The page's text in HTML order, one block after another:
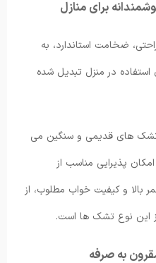
برای منازل
ضخامت استاندارد، به
استفاده در منزل تبدیل شده
های قدیمی و سنگین می
پذیرایی مناسب از
بالا و کیفیت خواب مطلوب، از
این نوع تشک ها است.
به صرفه